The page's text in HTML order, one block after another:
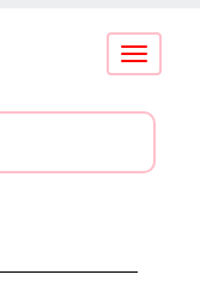
Conmutar